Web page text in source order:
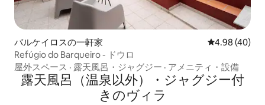
バルケイロスの一軒家 レビュー40
4.98 (40)
Refúgio do Barqueiro - ドウロ
屋外スペース · 露天風呂・ジャグジー · アメニティ・設備
露天風呂（温泉以外）・ジャグジー付
きのヴィラ